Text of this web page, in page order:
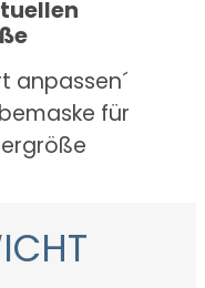
anpassen´
für